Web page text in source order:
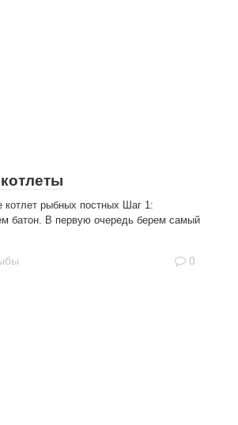
котлет рыбных постных Шаг 1:
батон. В первую очередь берем самый
0